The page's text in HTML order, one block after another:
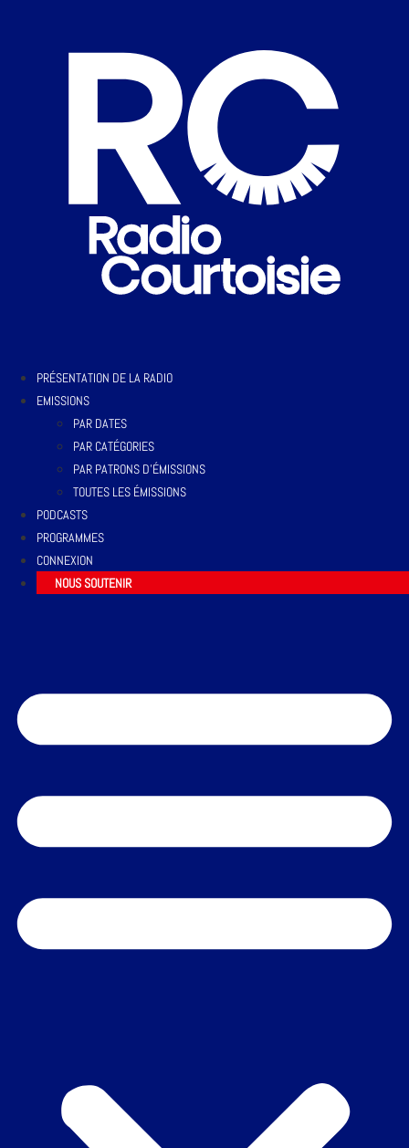
PRÉSENTATION DE LA RADIO
EMISSIONS
PAR DATES
PAR CATÉGORIES
PAR PATRONS D’ÉMISSIONS
TOUTES LES ÉMISSIONS
PODCASTS
PROGRAMMES
CONNEXION
NOUS SOUTENIR